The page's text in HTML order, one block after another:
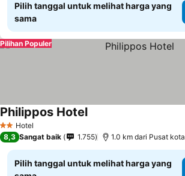
Pilih tanggal untuk melihat harga yang
sama
Pilihan Populer
2 Bintang
Hotel
Philippos Hotel
8,3 Sangat baik 1.755 1.0 km dari Pusat kota
Pilih tanggal untuk melihat harga yang